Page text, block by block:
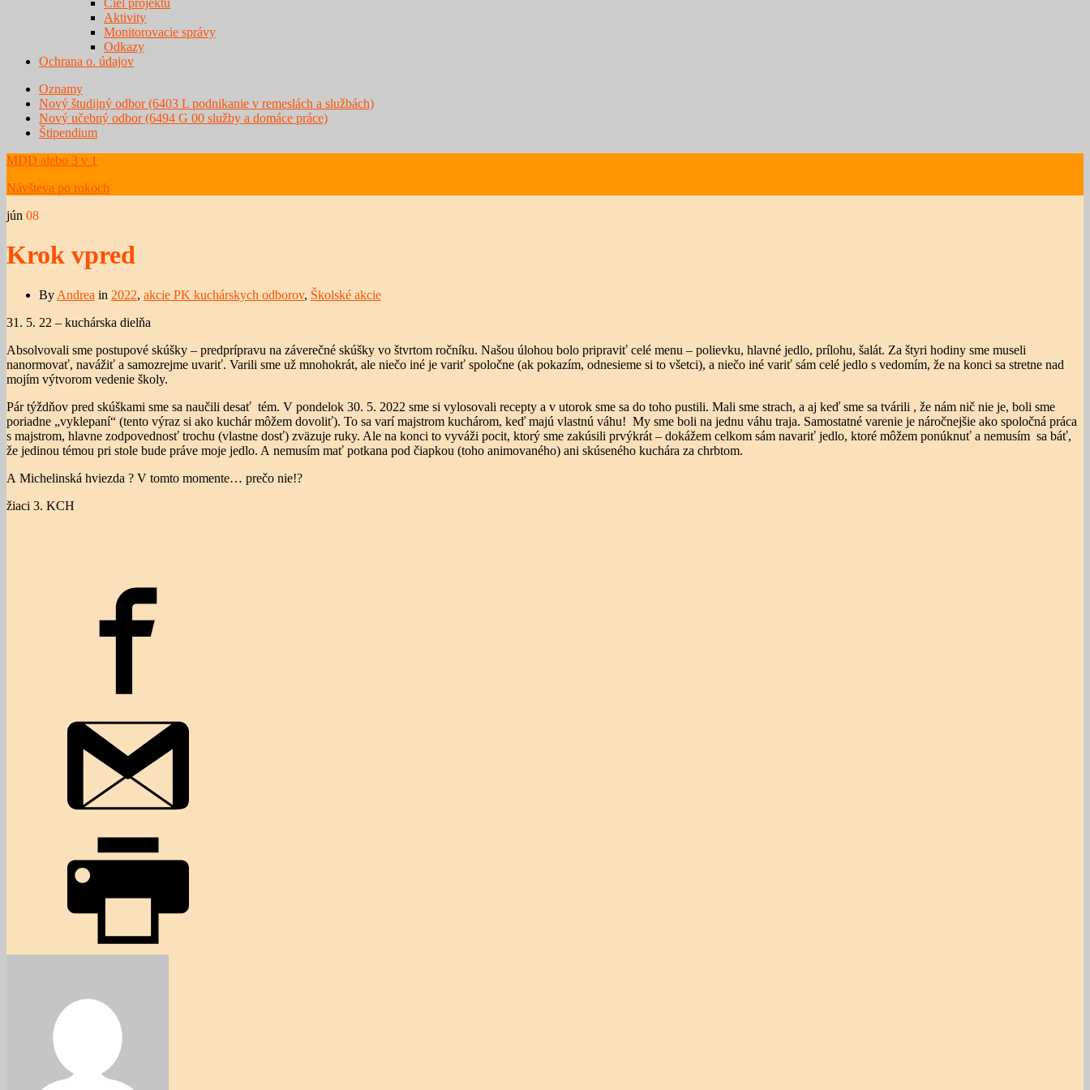
Ciel projektu
Aktivity
Monitorovacie správy
Odkazy
Ochrana o. údajov
Oznamy
Nový študijný odbor (6403 L podnikanie v remeslách a službách)
Nový učebný odbor (6494 G 00 služby a domáce práce)
Štipendium
MDD alebo 3 v 1
Návšteva po rokoch
jún 08
Krok vpred
By Andrea in 2022, akcie PK kuchárskych odborov, Školské akcie
31. 5. 22 – kuchárska dielňa
Absolvovali sme postupové skúšky – predprípravu na záverečné skúšky vo štvrtom ročníku. Našou úlohou bolo pripraviť celé menu – polievku, hlavné jedlo, prílohu, šalát. Za štyri hodiny sme museli
nanormovať, navážiť a samozrejme uvariť. Varili sme už mnohokrát, ale niečo iné je variť spoločne (ak pokazím, odnesieme si to všetci), a niečo iné variť sám celé jedlo s vedomím, že na konci sa stretne nad
mojím výtvorom vedenie školy.
Pár týždňov pred skúškami sme sa naučili desať tém. V pondelok 30. 5. 2022 sme si vylosovali recepty a v utorok sme sa do toho pustili. Mali sme strach, a aj keď sme sa tvárili , že nám nič nie je, boli sme
poriadne „vyklepaní“ (tento výraz si ako kuchár môžem dovoliť). To sa varí majstrom kuchárom, keď majú vlastnú váhu! My sme boli na jednu váhu traja. Samostatné varenie je náročnejšie ako spoločná práca
s majstrom, hlavne zodpovednosť trochu (vlastne dosť) zväzuje ruky. Ale na konci to vyváži pocit, ktorý sme zakúsili prvýkrát – dokážem celkom sám navariť jedlo, ktoré môžem ponúknuť a nemusím sa báť,
že jedinou témou pri stole bude práve moje jedlo. A nemusím mať potkana pod čiapkou (toho animovaného) ani skúseného kuchára za chrbtom.
A Michelinská hviezda ? V tomto momente… prečo nie!?
žiaci 3. KCH